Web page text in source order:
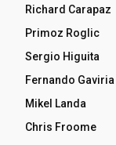
Richard Carapaz
Primoz Roglic
Sergio Higuita
Fernando Gaviria
Mikel Landa
Chris Froome